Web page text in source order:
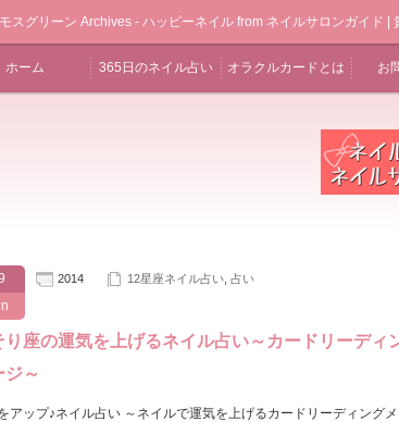
スグリーン Archives - ハッピーネイル from ネイルサロンガイド |
ホーム 365日のネイル占い オラクルカードとは お
2014 12星座ネイル占い 占い
り座の運気を上げるネイル占い～カードリーディ
ジ～
アップ♪ネイル占い ～ネイルで運気を上げるカードリーディング